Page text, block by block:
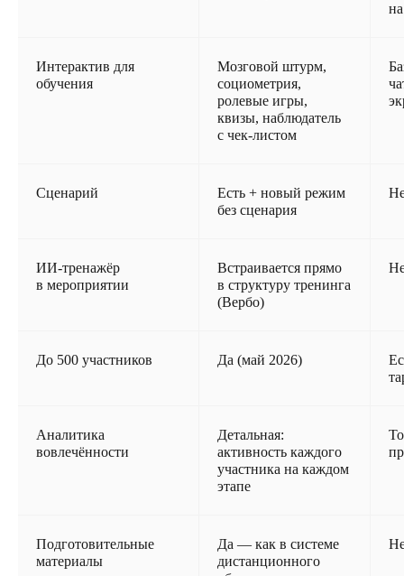
Интерактив для
обучения
Мозговой штурм,
социометрия,
ролевые игры,
квизы, наблюдатель
с чек-листом
Сценарий
Есть + новый режим
без сценария
ИИ-тренажёр
в мероприятии
Встраивается прямо
в структуру тренинга
(Вербо)
До 500 участников Да (май 2026)
Аналитика
вовлечённости
Детальная:
активность каждого
участника на каждом
этапе
Подготовительные
материалы
Да — как в системе
дистанционного